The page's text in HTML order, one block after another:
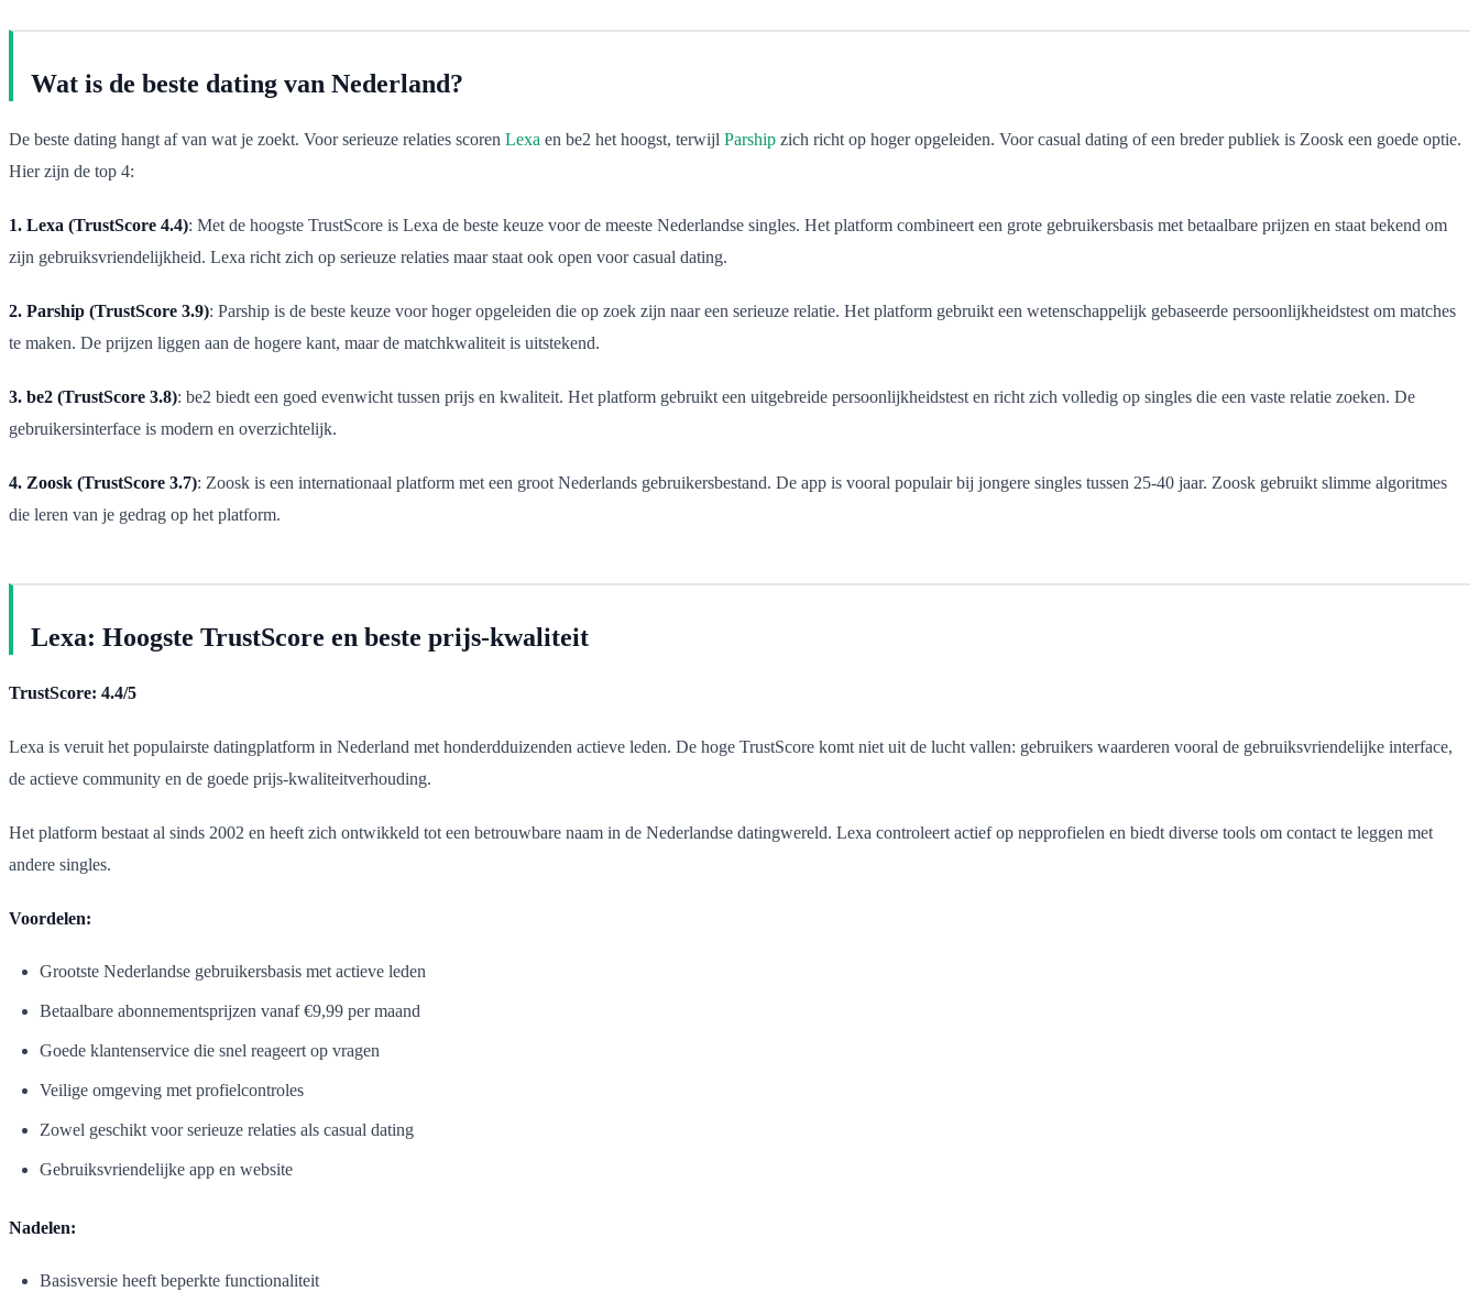
Wat is de beste dating van Nederland?
De beste dating hangt af van wat je zoekt. Voor serieuze relaties scoren Lexa en be2 het hoogst, terwijl Parship zich richt op hoger opgeleiden. Voor casual dating of een breder publiek is Zoosk een goede optie.
Hier zijn de top 4:
1. Lexa (TrustScore 4.4): Met de hoogste TrustScore is Lexa de beste keuze voor de meeste Nederlandse singles. Het platform combineert een grote gebruikersbasis met betaalbare prijzen en staat bekend om
zijn gebruiksvriendelijkheid. Lexa richt zich op serieuze relaties maar staat ook open voor casual dating.
2. Parship (TrustScore 3.9): Parship is de beste keuze voor hoger opgeleiden die op zoek zijn naar een serieuze relatie. Het platform gebruikt een wetenschappelijk gebaseerde persoonlijkheidstest om matches
te maken. De prijzen liggen aan de hogere kant, maar de matchkwaliteit is uitstekend.
3. be2 (TrustScore 3.8): be2 biedt een goed evenwicht tussen prijs en kwaliteit. Het platform gebruikt een uitgebreide persoonlijkheidstest en richt zich volledig op singles die een vaste relatie zoeken. De
gebruikersinterface is modern en overzichtelijk.
4. Zoosk (TrustScore 3.7): Zoosk is een internationaal platform met een groot Nederlands gebruikersbestand. De app is vooral populair bij jongere singles tussen 25-40 jaar. Zoosk gebruikt slimme algoritmes
die leren van je gedrag op het platform.
Lexa: Hoogste TrustScore en beste prijs-kwaliteit
TrustScore: 4.4/5
Lexa is veruit het populairste datingplatform in Nederland met honderdduizenden actieve leden. De hoge TrustScore komt niet uit de lucht vallen: gebruikers waarderen vooral de gebruiksvriendelijke interface,
de actieve community en de goede prijs-kwaliteitverhouding.
Het platform bestaat al sinds 2002 en heeft zich ontwikkeld tot een betrouwbare naam in de Nederlandse datingwereld. Lexa controleert actief op nepprofielen en biedt diverse tools om contact te leggen met
andere singles.
Voordelen:
Grootste Nederlandse gebruikersbasis met actieve leden
Betaalbare abonnementsprijzen vanaf €9,99 per maand
Goede klantenservice die snel reageert op vragen
Veilige omgeving met profielcontroles
Zowel geschikt voor serieuze relaties als casual dating
Gebruiksvriendelijke app en website
Nadelen:
Basisversie heeft beperkte functionaliteit